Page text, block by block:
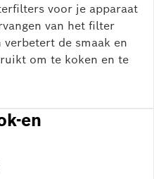
voor je apparaat
van het filter
de smaak en
om te koken en te
en